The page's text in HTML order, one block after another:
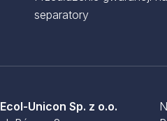
separatory
Ecol-Unicon Sp. z o.o.